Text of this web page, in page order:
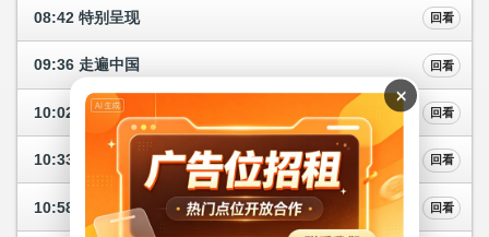
08:42 特别呈现 回看
09:36 走遍中国 回看
10:02 走遍中国 回看
10:33 活力·源 回看
10:58 活力·源 回看
×